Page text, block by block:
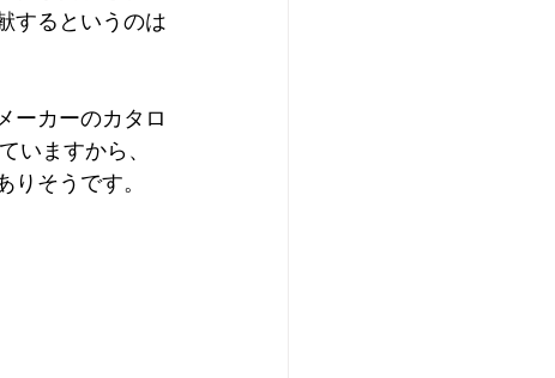
するというのは
ーカーのカタロ
いますから、
そうです。